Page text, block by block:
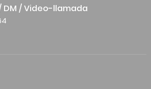
DM / Video-llamada